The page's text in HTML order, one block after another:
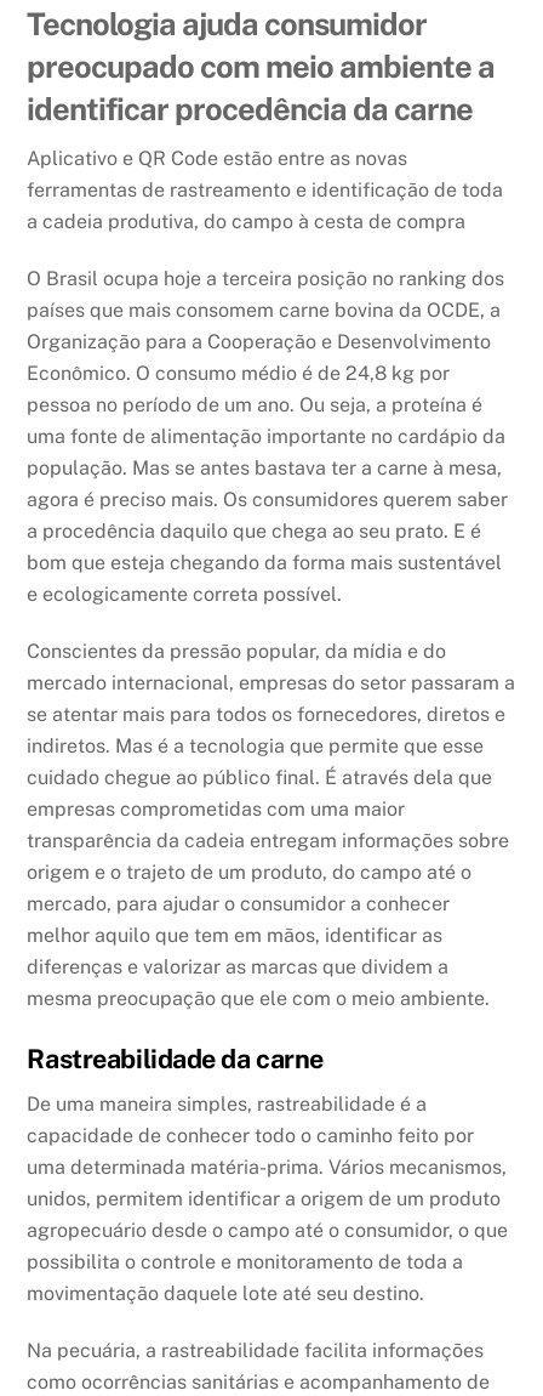
Tecnologia ajuda consumidor
preocupado com meio ambiente a
identificar procedência da carne
Aplicativo e QR Code estão entre as novas
ferramentas de rastreamento e identificação de toda
a cadeia produtiva, do campo à cesta de compra
O Brasil ocupa hoje a terceira posição no ranking dos
países que mais consomem carne bovina da OCDE, a
Organização para a Cooperação e Desenvolvimento
Econômico. O consumo médio é de 24,8 kg por
pessoa no período de um ano. Ou seja, a proteína é
uma fonte de alimentação importante no cardápio da
população. Mas se antes bastava ter a carne à mesa,
agora é preciso mais. Os consumidores querem saber
a procedência daquilo que chega ao seu prato. E é
bom que esteja chegando da forma mais sustentável
e ecologicamente correta possível.
Conscientes da pressão popular, da mídia e do
mercado internacional, empresas do setor passaram a
se atentar mais para todos os fornecedores, diretos e
indiretos. Mas é a tecnologia que permite que esse
cuidado chegue ao público final. É através dela que
empresas comprometidas com uma maior
transparência da cadeia entregam informações sobre
origem e o trajeto de um produto, do campo até o
mercado, para ajudar o consumidor a conhecer
melhor aquilo que tem em mãos, identificar as
diferenças e valorizar as marcas que dividem a
mesma preocupação que ele com o meio ambiente.
Rastreabilidade da carne
De uma maneira simples, rastreabilidade é a
capacidade de conhecer todo o caminho feito por
uma determinada matéria-prima. Vários mecanismos,
unidos, permitem identificar a origem de um produto
agropecuário desde o campo até o consumidor, o que
possibilita o controle e monitoramento de toda a
movimentação daquele lote até seu destino.
Na pecuária, a rastreabilidade facilita informações
como ocorrências sanitárias e acompanhamento de